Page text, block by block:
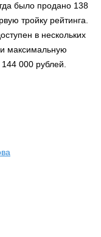
было продано 138
тройку рейтинга.
в нескольких
максимальную
000 рублей.